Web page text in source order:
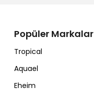
Popüler Markalar
Tropical
Aquael
Eheim